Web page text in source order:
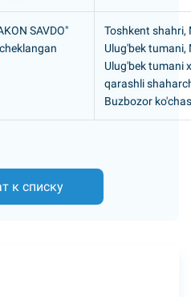
SAVDO"
Toshkent shahri,
Ulug'bek tumani,
Ulug'bek tumani
qarashli
Buzbozor
к списку